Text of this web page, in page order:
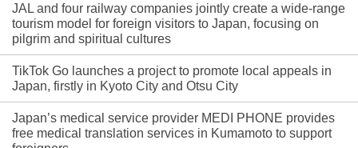
JAL and four railway companies jointly create a wide-range
tourism model for foreign visitors to Japan, focusing on
pilgrim and spiritual cultures
TikTok Go launches a project to promote local appeals in
Japan, firstly in Kyoto City and Otsu City
Japan’s medical service provider MEDI PHONE provides
free medical translation services in Kumamoto to support